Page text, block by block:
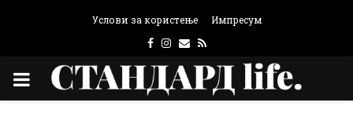
Услови за користење Импресум
Facebook
Instagram
Email
Rss
PRIMARY